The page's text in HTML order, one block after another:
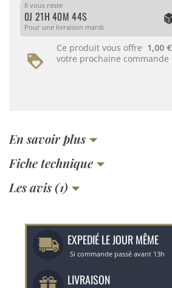
Il vous reste
0J 21H 40M 44S
Pour une livraison mardi
Ce produit vous offre 1,00 €
votre prochaine commande
En savoir plus
Fiche technique
Les avis (1)
EXPEDIÉ LE JOUR MÊME
Si commande passé avant 13h
LIVRAISON